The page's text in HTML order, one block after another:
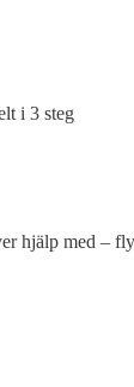
i 3 steg
hjälp med –